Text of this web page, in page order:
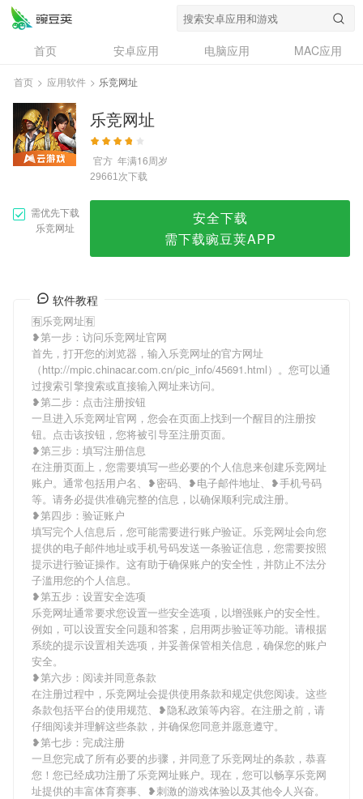
首页 安卓应用 电脑应用
MAC应用
资讯
专题
问答
首页 > 应用软件 > 乐竞网址
乐竞网址
官方 年满16周岁
29661次下载
需优先下载
乐竞网址
安全下载
需下载豌豆荚APP
软件教程
🈶乐竞网址🈶
❥第一步：访问乐竞网址官网
首先，打开您的浏览器，输入乐竞网址的官方网址
（http://mpic.chinacar.com.cn/pic_info/45691.html）。您可以通
过搜索引擎搜索或直接输入网址来访问。
❥第二步：点击注册按钮
一旦进入乐竞网址官网，您会在页面上找到一个醒目的注册按
钮。点击该按钮，您将被引导至注册页面。
❥第三步：填写注册信息
在注册页面上，您需要填写一些必要的个人信息来创建乐竞网址
账户。通常包括用户名、❥密码、❥电子邮件地址、❥手机号码
等。请务必提供准确完整的信息，以确保顺利完成注册。
❥第四步：验证账户
填写完个人信息后，您可能需要进行账户验证。乐竞网址会向您
提供的电子邮件地址或手机号码发送一条验证信息，您需要按照
提示进行验证操作。这有助于确保账户的安全性，并防止不法分
子滥用您的个人信息。
❥第五步：设置安全选项
乐竞网址通常要求您设置一些安全选项，以增强账户的安全性。
例如，可以设置安全问题和答案，启用两步验证等功能。请根据
系统的提示设置相关选项，并妥善保管相关信息，确保您的账户
安全。
❥第六步：阅读并同意条款
在注册过程中，乐竞网址会提供使用条款和规定供您阅读。这些
条款包括平台的使用规范、❥隐私政策等内容。在注册之前，请
仔细阅读并理解这些条款，并确保您同意并愿意遵守。
❥第七步：完成注册
一旦您完成了所有必要的步骤，并同意了乐竞网址的条款，恭喜
您！您已经成功注册了乐竞网址账户。现在，您可以畅享乐竞网
址提供的丰富体育赛事、❥刺激的游戏体验以及其他令人兴奋。